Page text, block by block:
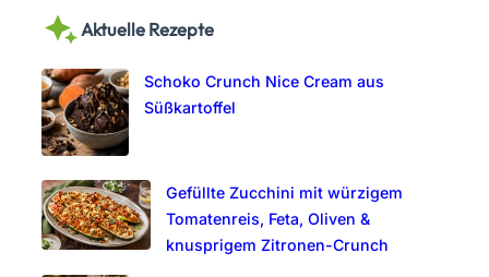
r
h
Aktuelle Rezepte
Schoko Crunch Nice Cream aus
Süßkartoffel
Gefüllte Zucchini mit würzigem
Tomatenreis, Feta, Oliven &
knusprigem Zitronen-Crunch